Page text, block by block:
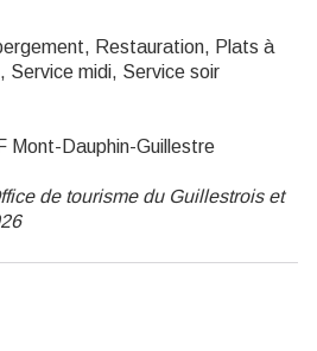
Restauration, Plats à
Service midi, Service soir
Mont-Dauphin-Guillestre
de tourisme du Guillestrois et